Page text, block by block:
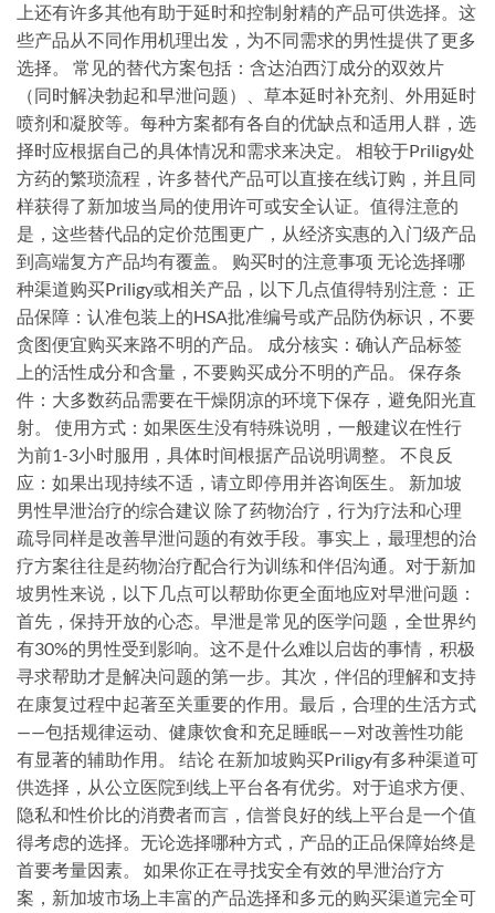
上还有许多其他有助于延时和控制射精的产品可供选择。这
些产品从不同作用机理出发，为不同需求的男性提供了更多
选择。 常见的替代方案包括：含达泊西汀成分的双效片
（同时解决勃起和早泄问题）、草本延时补充剂、外用延时
喷剂和凝胶等。每种方案都有各自的优缺点和适用人群，选
择时应根据自己的具体情况和需求来决定。 相较于Priligy处
方药的繁琐流程，许多替代产品可以直接在线订购，并且同
样获得了新加坡当局的使用许可或安全认证。值得注意的
是，这些替代品的定价范围更广，从经济实惠的入门级产品
到高端复方产品均有覆盖。 购买时的注意事项 无论选择哪
种渠道购买Priligy或相关产品，以下几点值得特别注意： 正
品保障：认准包装上的HSA批准编号或产品防伪标识，不要
贪图便宜购买来路不明的产品。 成分核实：确认产品标签
上的活性成分和含量，不要购买成分不明的产品。 保存条
件：大多数药品需要在干燥阴凉的环境下保存，避免阳光直
射。 使用方式：如果医生没有特殊说明，一般建议在性行
为前1-3小时服用，具体时间根据产品说明调整。 不良反
应：如果出现持续不适，请立即停用并咨询医生。 新加坡
男性早泄治疗的综合建议 除了药物治疗，行为疗法和心理
疏导同样是改善早泄问题的有效手段。事实上，最理想的治
疗方案往往是药物治疗配合行为训练和伴侣沟通。对于新加
坡男性来说，以下几点可以帮助你更全面地应对早泄问题：
首先，保持开放的心态。早泄是常见的医学问题，全世界约
有30%的男性受到影响。这不是什么难以启齿的事情，积极
寻求帮助才是解决问题的第一步。其次，伴侣的理解和支持
在康复过程中起著至关重要的作用。最后，合理的生活方式
——包括规律运动、健康饮食和充足睡眠——对改善性功能
有显著的辅助作用。 结论 在新加坡购买Priligy有多种渠道可
供选择，从公立医院到线上平台各有优劣。对于追求方便、
隐私和性价比的消费者而言，信誉良好的线上平台是一个值
得考虑的选择。无论选择哪种方式，产品的正品保障始终是
首要考量因素。 如果你正在寻找安全有效的早泄治疗方
案，新加坡市场上丰富的产品选择和多元的购买渠道完全可